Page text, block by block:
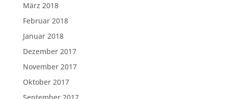
März 2018
Februar 2018
Januar 2018
Dezember 2017
November 2017
Oktober 2017